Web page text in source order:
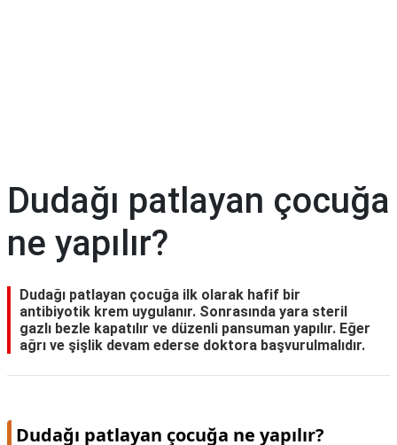
Dudağı patlayan çocuğa
ne yapılır?
Dudağı patlayan çocuğa ilk olarak hafif bir
antibiyotik krem uygulanır. Sonrasında yara steril
gazlı bezle kapatılır ve düzenli pansuman yapılır. Eğer
ağrı ve şişlik devam ederse doktora başvurulmalıdır.
Dudağı patlayan çocuğa ne yapılır?